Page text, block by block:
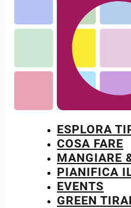
ESPLORA
COSA FARE
MANGIARE
PIANIFICA
EVENTS
GREEN